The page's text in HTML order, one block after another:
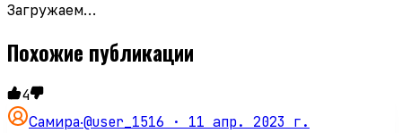
Загружаем…
Похожие публикации
4
Самира·@user_1516 · 11 апр. 2023 г.